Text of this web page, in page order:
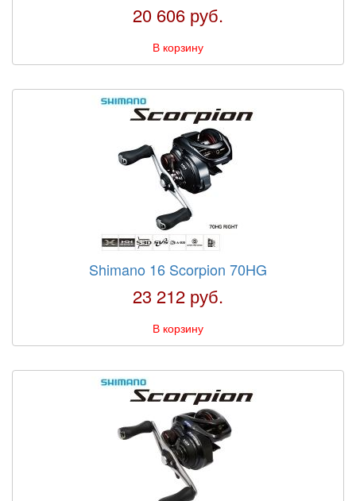
20 606 руб.
В корзину
Shimano 16 Scorpion 70HG
23 212 руб.
В корзину